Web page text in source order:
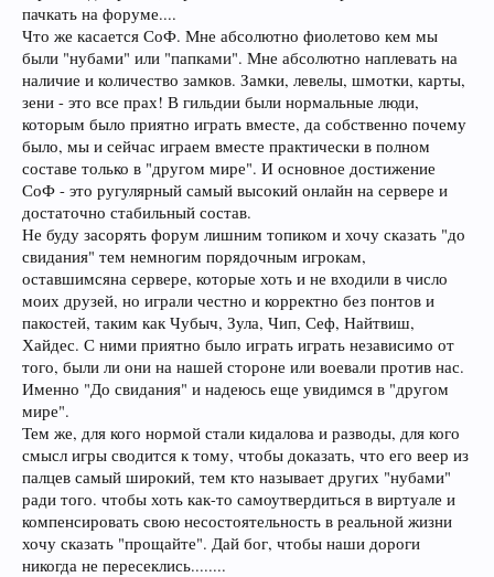
пачкать на форуме....
Что же касается СоФ. Мне абсолютно фиолетово кем мы
были "нубами" или "папками". Мне абсолютно наплевать на
наличие и количество замков. Замки, левелы, шмотки, карты,
зени - это все прах! В гильдии были нормальные люди,
которым было приятно играть вместе, да собственно почему
было, мы и сейчас играем вместе практически в полном
составе только в "другом мире". И основное достижение
СоФ - это ругулярный самый высокий онлайн на сервере и
достаточно стабильный состав.
Не буду засорять форум лишним топиком и хочу сказать "до
свидания" тем немногим порядочным игрокам,
оставшимсяна сервере, которые хоть и не входили в число
моих друзей, но играли честно и корректно без понтов и
пакостей, таким как Чубыч, Зула, Чип, Сеф, Найтвиш,
Хайдес. С ними приятно было играть играть независимо от
того, были ли они на нашей стороне или воевали против нас.
Именно "До свидания" и надеюсь еще увидимся в "другом
мире".
Тем же, для кого нормой стали кидалова и разводы, для кого
смысл игры сводится к тому, чтобы доказать, что его веер из
палцев самый широкий, тем кто называет других "нубами"
ради того. чтобы хоть как-то самоутвердиться в виртуале и
компенсировать свою несостоятельность в реальной жизни
хочу сказать "прощайте". Дай бог, чтобы наши дороги
никогда не пересеклись........